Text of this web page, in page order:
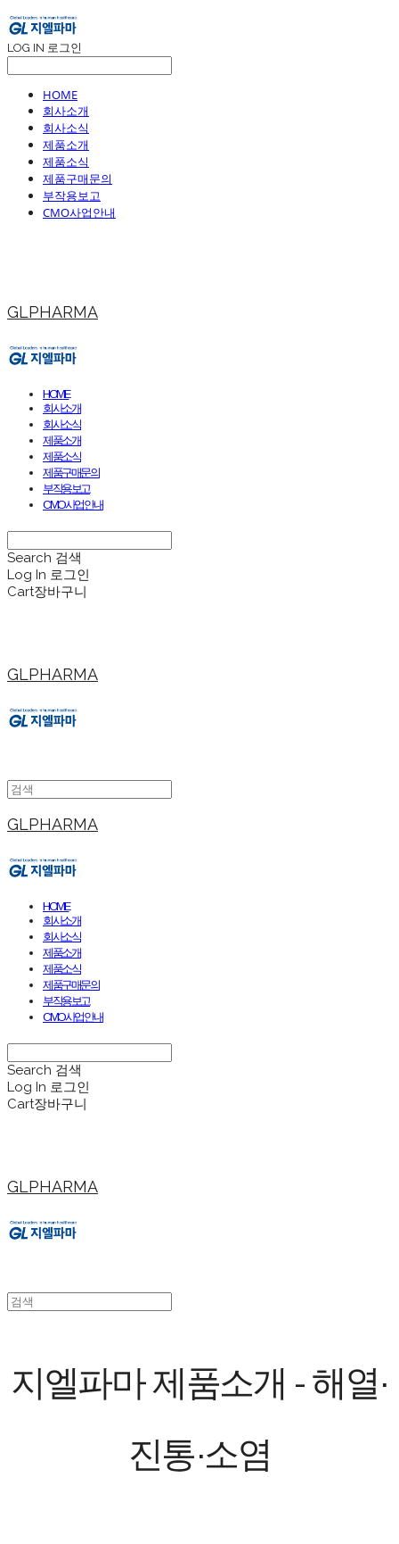
LOG IN 로그인
HOME
회사소개
회사소식
제품소개
제품소식
제품구매문의
부작용보고
CMO사업안내
GLPHARMA
HOME
회사소개
회사소식
제품소개
제품소식
제품구매문의
부작용보고
CMO사업안내
Search 검색
Log In 로그인
Cart장바구니
GLPHARMA
GLPHARMA
HOME
회사소개
회사소식
제품소개
제품소식
제품구매문의
부작용보고
CMO사업안내
Search 검색
Log In 로그인
Cart장바구니
GLPHARMA
지엘파마 제품소개 - 해열·
진통·소염